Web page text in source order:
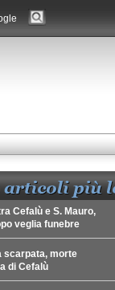
Cefalù e S. Mauro,
veglia funebre
scarpata, morte
di Cefalù